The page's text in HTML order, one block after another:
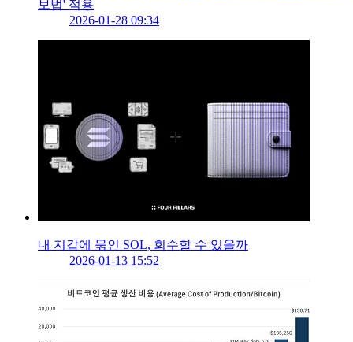
보법' 적용
2026-01-28 09:34
내 지갑에 묶인 SOL, 회수할 수 있을까
2026-01-13 15:52